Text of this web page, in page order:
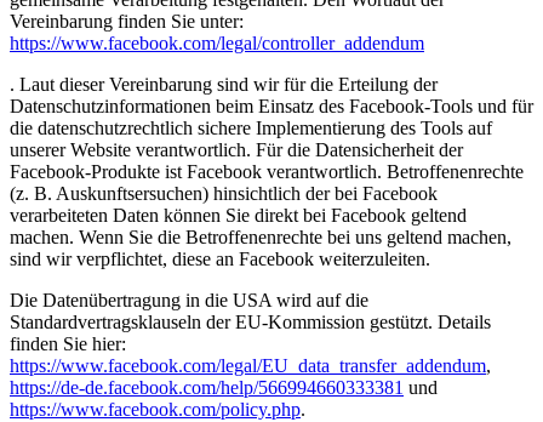
Vereinbarung finden Sie unter:
https://www.facebook.com/legal/controller_addendum
. Laut dieser Vereinbarung sind wir für die Erteilung der
Datenschutzinformationen beim Einsatz des Facebook-Tools und für
die datenschutzrechtlich sichere Implementierung des Tools auf
unserer Website verantwortlich. Für die Datensicherheit der
Facebook-Produkte ist Facebook verantwortlich. Betroffenenrechte
(z. B. Auskunftsersuchen) hinsichtlich der bei Facebook
verarbeiteten Daten können Sie direkt bei Facebook geltend
machen. Wenn Sie die Betroffenenrechte bei uns geltend machen,
sind wir verpflichtet, diese an Facebook weiterzuleiten.
Die Datenübertragung in die USA wird auf die
Standardvertragsklauseln der EU-Kommission gestützt. Details
finden Sie hier:
https://www.facebook.com/legal/EU_data_transfer_addendum,
https://de-de.facebook.com/help/566994660333381 und
https://www.facebook.com/policy.php.